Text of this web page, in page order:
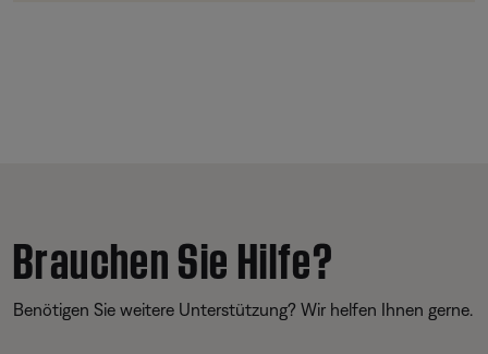
Brauchen Sie Hilfe?
Benötigen Sie weitere Unterstützung? Wir helfen Ihnen gerne.